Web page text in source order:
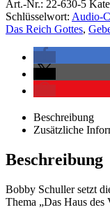
Art.-Nr.: 22-630-5
Schlüsselwort: Audio-
Das Reich Gottes,
Beschreibung
Zusätzliche
Beschreibung
Bobby Schuller setzt
Thema „Das Haus des